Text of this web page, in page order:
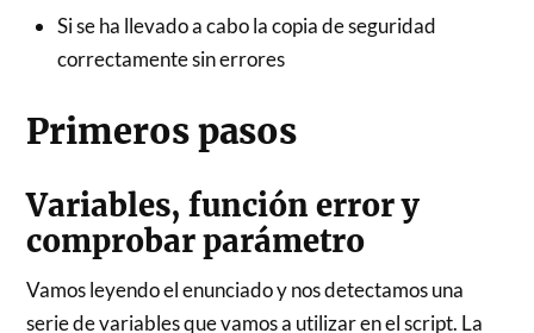
Si se ha llevado a cabo la copia de seguridad
correctamente sin errores
Primeros pasos
Variables, función error y
comprobar parámetro
Vamos leyendo el enunciado y nos detectamos una
serie de variables que vamos a utilizar en el script. La